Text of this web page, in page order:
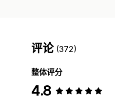
评论 (372)
整体评分
4.8